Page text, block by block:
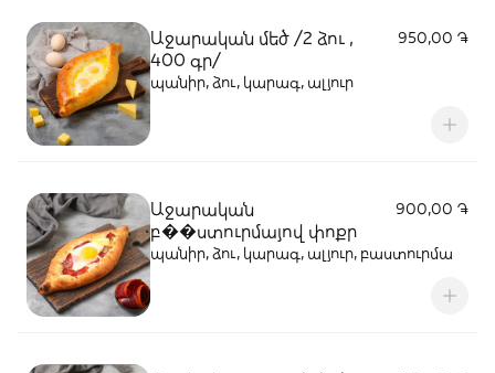
Աջարական մեծ /2 ձու ,
400 գր/
950,00 ֏
պանիր, ձու, կարագ, ալյուր
Աջարական
բ��ստուրմայով փոքր
900,00 ֏
պանիր, ձու, կարագ, ալյուր, բաստուրմա